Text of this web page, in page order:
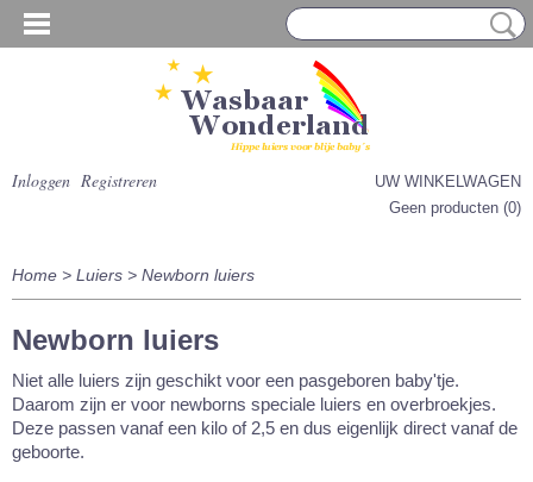
Inloggen Registreren
UW WINKELWAGEN
Geen producten (0)
Home > Luiers > Newborn luiers
Newborn luiers
Niet alle luiers zijn geschikt voor een pasgeboren baby'tje.
Daarom zijn er voor newborns speciale luiers en overbroekjes.
Deze passen vanaf een kilo of 2,5 en dus eigenlijk direct vanaf de
geboorte.